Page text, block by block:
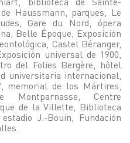
Haussmann, parques, Le
Gare du Nord, ópera
Belle Époque, Exposición
Castel Béranger,
universal de 1900,
del Folies Bergère, hôtel
universitaria internacional,
memorial de los Mártires,
Montparnasse, Centre
de la Villette, Biblioteca
J.-Bouin, Fundación